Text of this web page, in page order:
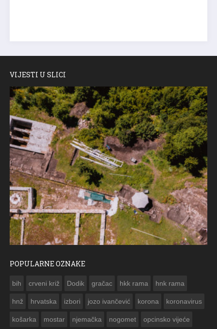
VIJESTI U SLICI
POPULARNE OZNAKE
bih crveni križ Dodik gračac hkk rama hnk rama
hnž hrvatska izbori jozo ivančević korona koronavirus
košarka mostar njemačka nogomet opcinsko vijeće